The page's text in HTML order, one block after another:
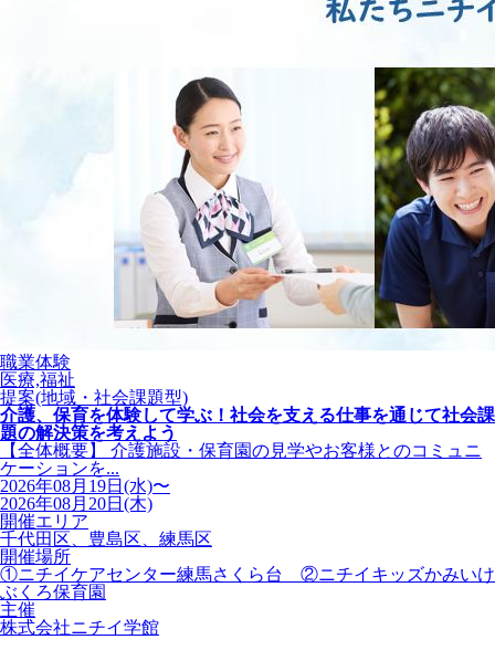
職業体験
医療,福祉
提案(地域・社会課題型)
介護、保育を体験して学ぶ！社会を支える仕事を通じて社会課
題の解決策を考えよう
【全体概要】 介護施設・保育園の見学やお客様とのコミュニ
ケーションを...
2026年08月19日(水)〜
2026年08月20日(木)
開催エリア
千代田区、豊島区、練馬区
開催場所
①ニチイケアセンター練馬さくら台 ②ニチイキッズかみいけ
ぶくろ保育園
主催
株式会社ニチイ学館